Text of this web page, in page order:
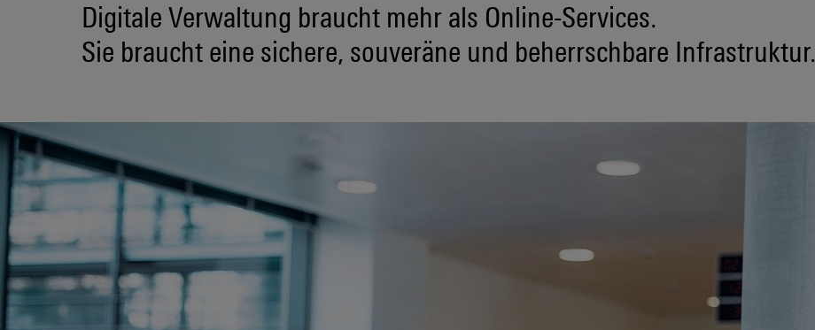
Digitale Verwaltung braucht mehr als Online-Services.
Sie braucht eine sichere, souveräne und beherrschbare Infrastruktur.